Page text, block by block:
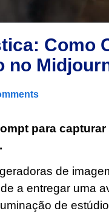
Como
no
para
de
a entregar uma
de